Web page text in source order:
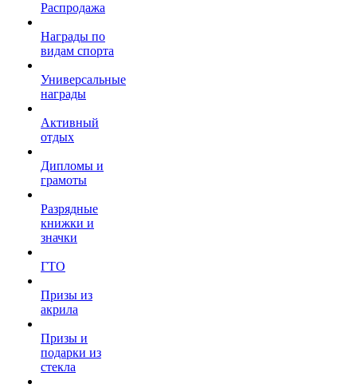
Распродажа
Награды по
видам спорта
Универсальные
награды
Активный
отдых
Дипломы и
грамоты
Разрядные
книжки и
значки
ГТО
Призы из
акрила
Призы и
подарки из
стекла